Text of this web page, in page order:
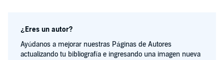
¿Eres un autor?
Ayúdanos a mejorar nuestras Páginas de Autores
actualizando tu bibliografía e ingresando una imagen nueva